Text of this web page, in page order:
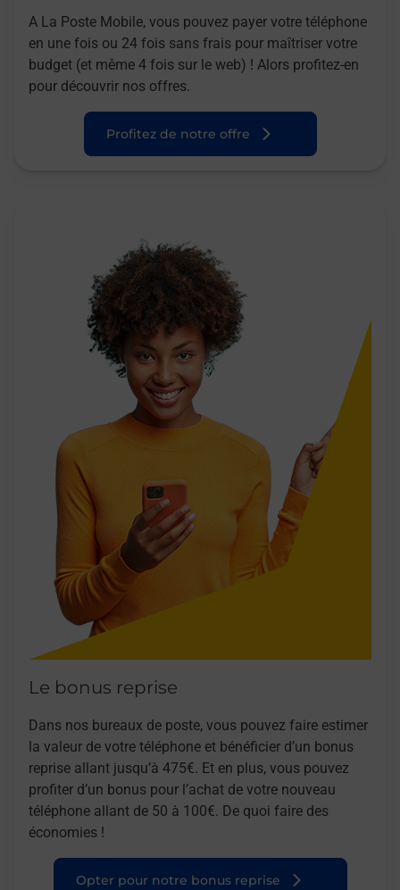
A La Poste Mobile, vous pouvez payer votre téléphone
en une fois ou 24 fois sans frais pour maîtriser votre
budget (et même 4 fois sur le web) ! Alors profitez-en
pour découvrir nos offres.
Profitez de notre offre
Le bonus reprise
Dans nos bureaux de poste, vous pouvez faire estimer
la valeur de votre téléphone et bénéficier d’un bonus
reprise allant jusqu’à 475€. Et en plus, vous pouvez
profiter d’un bonus pour l’achat de votre nouveau
téléphone allant de 50 à 100€. De quoi faire des
économies !
Opter pour notre bonus reprise